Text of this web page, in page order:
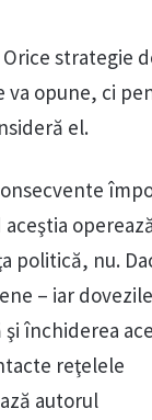
strategie
va opune, ci
el.
politică, nu.
– iar dovezile
închiderea
reţelele
autorul